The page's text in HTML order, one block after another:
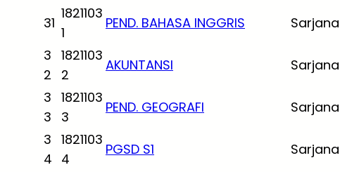
31
1821103
1
PEND. BAHASA INGGRIS Sarjana
3
2
1821103
2
AKUNTANSI Sarjana
3
3
1821103
3
PEND. GEOGRAFI Sarjana
3
4
1821103
4
PGSD S1 Sarjana